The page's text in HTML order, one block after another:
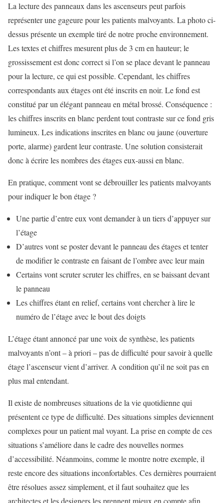
La lecture des panneaux dans les ascenseurs peut parfois
représenter une gageure pour les patients malvoyants. La photo ci-
dessus présente un exemple tiré de notre proche environnement.
Les textes et chiffres mesurent plus de 3 cm en hauteur; le
grossissement est donc correct si l’on se place devant le panneau
pour la lecture, ce qui est possible. Cependant, les chiffres
correspondants aux étages ont été inscrits en noir. Le fond est
constitué par un élégant panneau en métal brossé. Conséquence :
les chiffres inscrits en blanc perdent tout contraste sur ce fond gris
lumineux. Les indications inscrites en blanc ou jaune (ouverture
porte, alarme) gardent leur contraste. Une solution consisterait
donc à écrire les nombres des étages eux-aussi en blanc.
En pratique, comment vont se débrouiller les patients malvoyants
pour indiquer le bon étage ?
Une partie d’entre eux vont demander à un tiers d’appuyer sur
l’étage
D’autres vont se poster devant le panneau des étages et tenter
de modifier le contraste en faisant de l’ombre avec leur main
Certains vont scruter scruter les chiffres, en se baissant devant
le panneau
Les chiffres étant en relief, certains vont chercher à lire le
numéro de l’étage avec le bout des doigts
L’étage étant annoncé par une voix de synthèse, les patients
malvoyants n’ont – à priori – pas de difficulté pour savoir à quelle
étage l’ascenseur vient d’arriver. A condition qu’il ne soit pas en
plus mal entendant.
Il existe de nombreuses situations de la vie quotidienne qui
présentent ce type de difficulté. Des situations simples deviennent
complexes pour un patient mal voyant. La prise en compte de ces
situations s’améliore dans le cadre des nouvelles normes
d’accessibilité. Néanmoins, comme le montre notre exemple, il
reste encore des situations inconfortables. Ces dernières pourraient
être résolues assez simplement, et il faut souhaitez que les
architectes et les designers les prennent mieux en compte afin